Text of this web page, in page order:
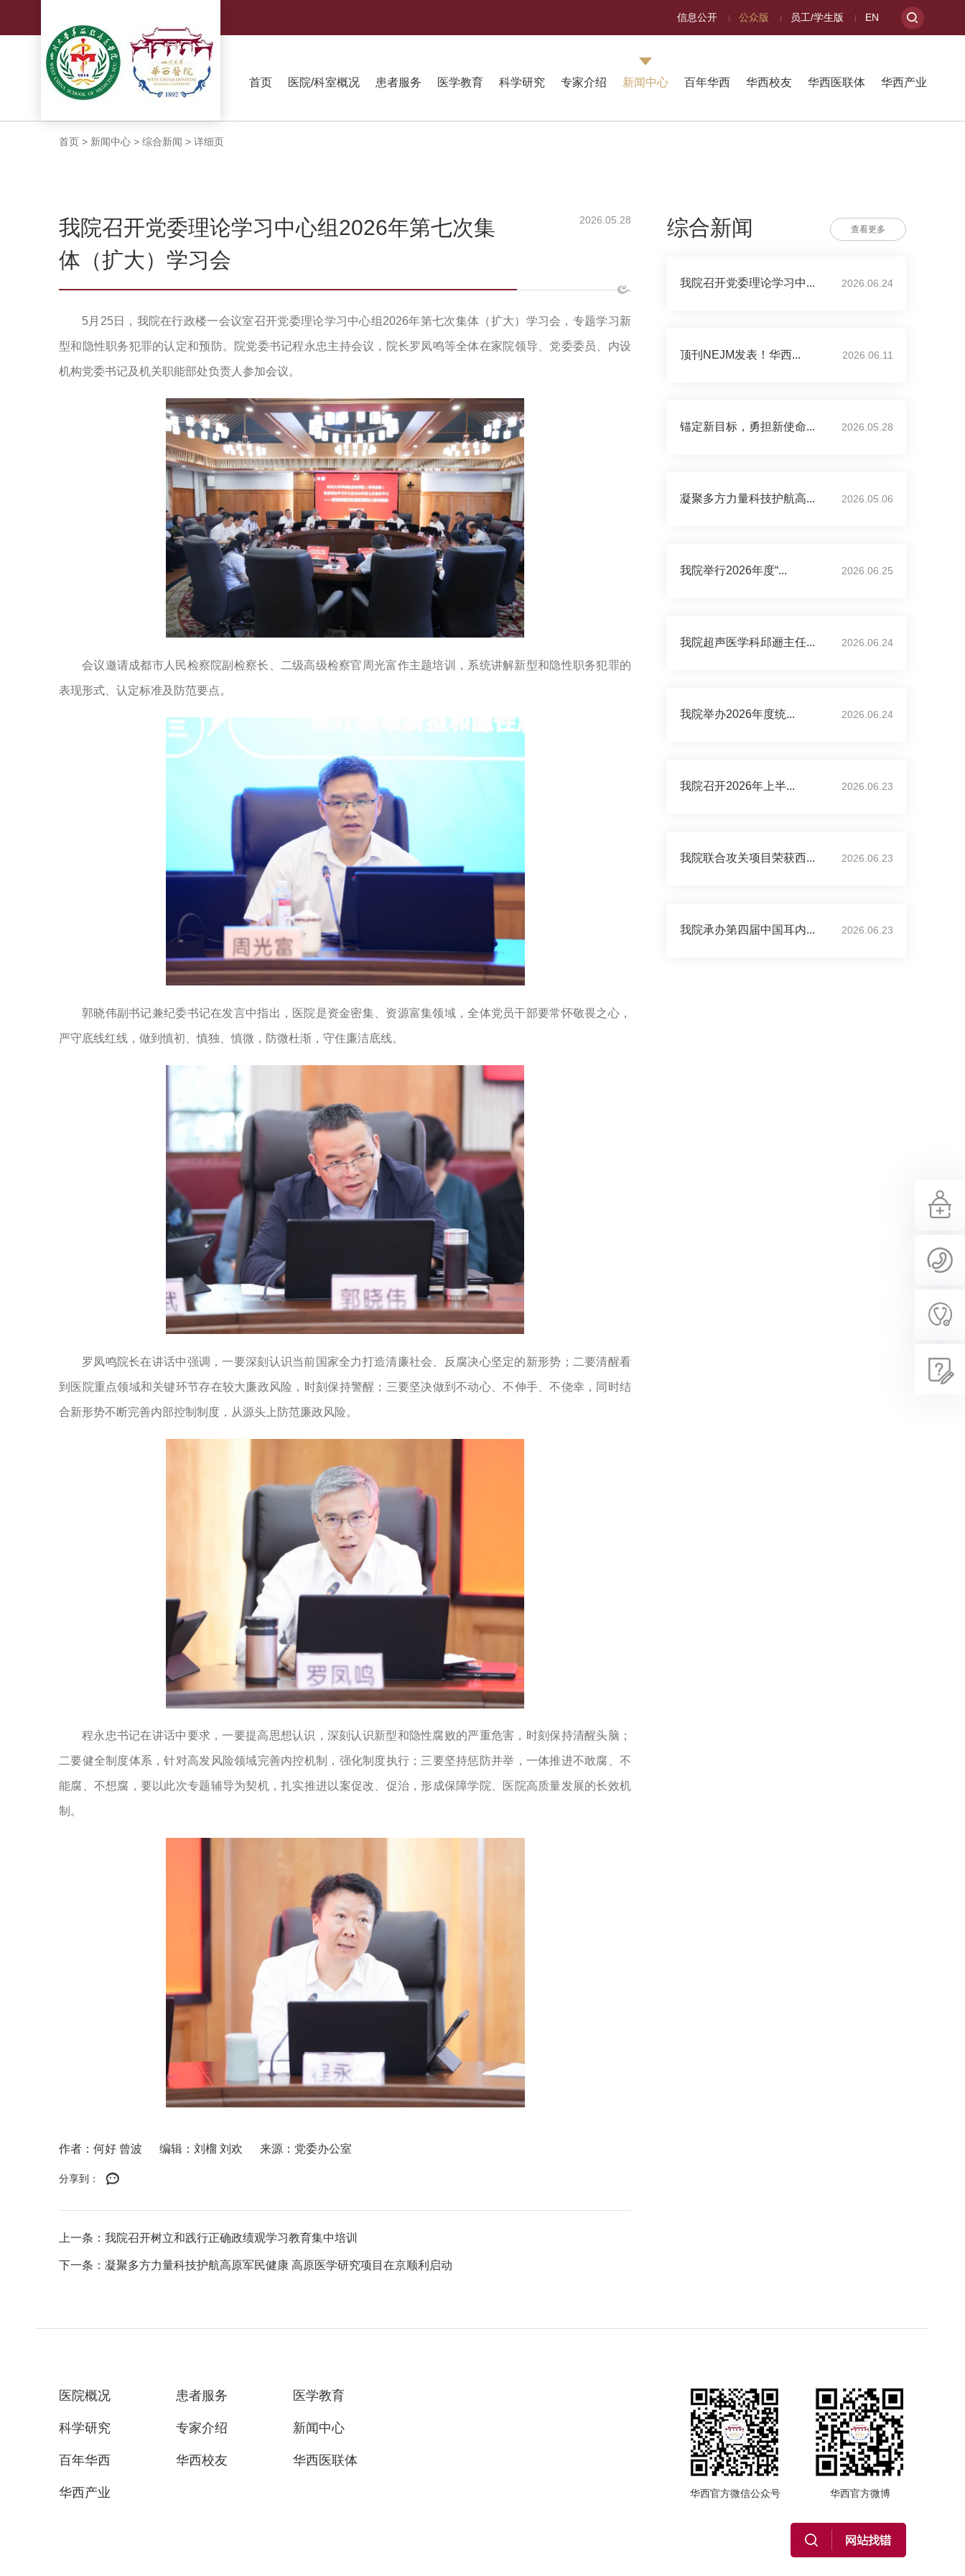
信息公开 公众版 员工/学生版 EN
首页 医院/科室概况 患者服务 医学教育 科学研究 专家介绍 新闻中心 百年华西 华西校友 华西医联体 华西产业
首页 > 新闻中心 > 综合新闻 > 详细页
我院召开党委理论学习中心组2026年第七次集
体（扩大）学习会
2026.05.28
5月25日，我院在行政楼一会议室召开党委理论学习中心组2026年第七次集体（扩大）学习会，专题学习新
型和隐性职务犯罪的认定和预防。院党委书记程永忠主持会议，院长罗凤鸣等全体在家院领导、党委委员、内设
机构党委书记及机关职能部处负责人参加会议。
会议邀请成都市人民检察院副检察长、二级高级检察官周光富作主题培训，系统讲解新型和隐性职务犯罪的
表现形式、认定标准及防范要点。
郭晓伟副书记兼纪委书记在发言中指出，医院是资金密集、资源富集领域，全体党员干部要常怀敬畏之心，
严守底线红线，做到慎初、慎独、慎微，防微杜渐，守住廉洁底线。
罗凤鸣院长在讲话中强调，一要深刻认识当前国家全力打造清廉社会、反腐决心坚定的新形势；二要清醒看
到医院重点领域和关键环节存在较大廉政风险，时刻保持警醒；三要坚决做到不动心、不伸手、不侥幸，同时结
合新形势不断完善内部控制制度，从源头上防范廉政风险。
程永忠书记在讲话中要求，一要提高思想认识，深刻认识新型和隐性腐败的严重危害，时刻保持清醒头脑；
二要健全制度体系，针对高发风险领域完善内控机制，强化制度执行；三要坚持惩防并举，一体推进不敢腐、不
能腐、不想腐，要以此次专题辅导为契机，扎实推进以案促改、促治，形成保障学院、医院高质量发展的长效机
制。
作者：何好 曾波 编辑：刘榴 刘欢 来源：党委办公室
分享到：
上一条：我院召开树立和践行正确政绩观学习教育集中培训
下一条：凝聚多方力量科技护航高原军民健康 高原医学研究项目在京顺利启动
综合新闻 查看更多
我院召开党委理论学习中... 2026.06.24
顶刊NEJM发表！华西... 2026.06.11
锚定新目标，勇担新使命... 2026.05.28
凝聚多方力量科技护航高... 2026.05.06
我院举行2026年度“... 2026.06.25
我院超声医学科邱逦主任... 2026.06.24
我院举办2026年度统... 2026.06.24
我院召开2026年上半... 2026.06.23
我院联合攻关项目荣获西... 2026.06.23
我院承办第四届中国耳内... 2026.06.23
医院概况 患者服务 医学教育
科学研究 专家介绍 新闻中心
百年华西 华西校友 华西医联体
华西产业 华西官方微信公众号 华西官方微博